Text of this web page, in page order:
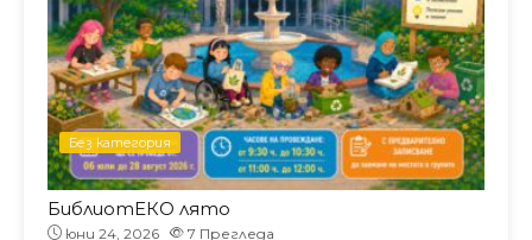
Без категория
юни 22, 2026 10Прегледа